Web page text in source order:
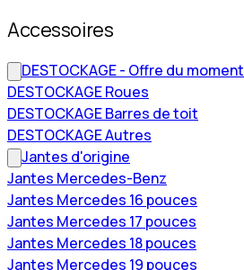
Accessoires
DESTOCKAGE - Offre du moment
DESTOCKAGE Roues
DESTOCKAGE Barres de toit
DESTOCKAGE Autres
Jantes d'origine
Jantes Mercedes-Benz
Jantes Mercedes 16 pouces
Jantes Mercedes 17 pouces
Jantes Mercedes 18 pouces
Jantes Mercedes 19 pouces